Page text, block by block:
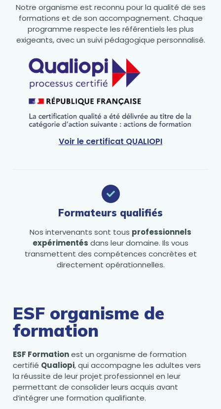
Notre organisme est reconnu pour la qualité de ses
formations et de son accompagnement. Chaque
programme respecte les référentiels les plus
exigeants, avec un suivi pédagogique personnalisé.
Voir le certificat QUALIOPI
Formateurs qualifiés
Nos intervenants sont tous professionnels
expérimentés dans leur domaine. Ils vous
transmettent des compétences concrètes et
directement opérationnelles.
ESF organisme de
formation
ESF Formationest un organisme de formation
certifié Qualiopi, qui accompagne les adultes vers
la réussite de leur projet professionnel en leur
permettant de consolider leurs acquis avant
d’intégrer une formation qualifiante.